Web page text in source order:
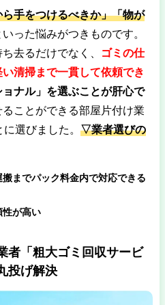
手をつけるべきか」「物が
いった悩みがつきものです。
去るだけでなく、
ゴミの仕
清掃まで一貫して依頼でき
ョナル」を選ぶことが肝心で
ことができる部屋片付け業
選びました。 ▽業者選びの
までパック料金内で対応できる
性が高い
者「粗大ゴミ回収サービ
投げ解決